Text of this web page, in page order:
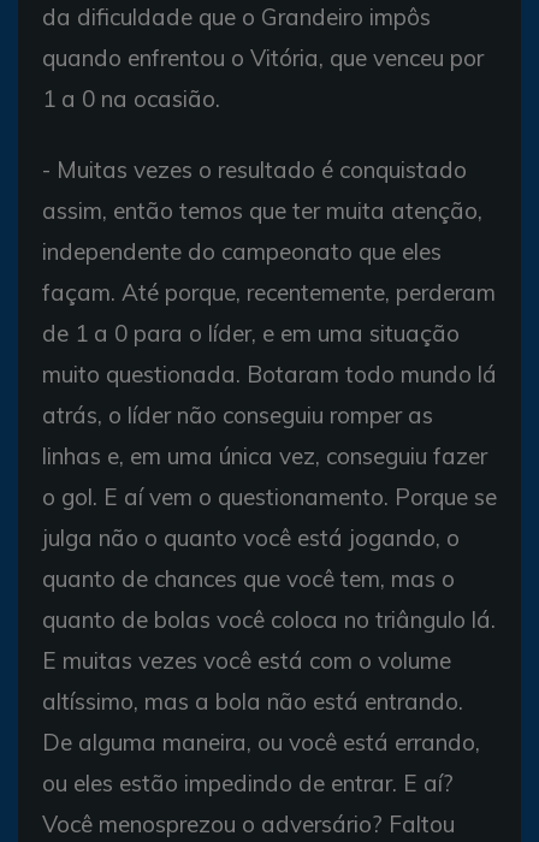
da dificuldade que o Grandeiro impôs
quando enfrentou o Vitória, que venceu por
1 a 0 na ocasião.
- Muitas vezes o resultado é conquistado
assim, então temos que ter muita atenção,
independente do campeonato que eles
façam. Até porque, recentemente, perderam
de 1 a 0 para o líder, e em uma situação
muito questionada. Botaram todo mundo lá
atrás, o líder não conseguiu romper as
linhas e, em uma única vez, conseguiu fazer
o gol. E aí vem o questionamento. Porque se
julga não o quanto você está jogando, o
quanto de chances que você tem, mas o
quanto de bolas você coloca no triângulo lá.
E muitas vezes você está com o volume
altíssimo, mas a bola não está entrando.
De alguma maneira, ou você está errando,
ou eles estão impedindo de entrar. E aí?
Você menosprezou o adversário? Faltou